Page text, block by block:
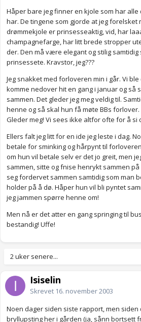
Håper bare jeg finner en kjole som har alle
har. De tingene som gjorde at jeg forelsket
drømmekjole er prinsesseaktig, vid, har
champagnefarge, har litt brede stropper
der. Den må være elegant og stilig
prinsessete. Kravstor, jeg???
Jeg snakket med forloveren min i går. Vi
komme nedover hit en gang i januar og så
sammen. Det gleder jeg meg veldig til.
henne og så skal hun få møte BBs
Gleder meg! Vi sees ikke altfor ofte for å si
Ellers falt jeg litt for en ide jeg leste i dag.
betale for sminking og hårpynt til
om hun vil betale selv er det jo greit, men
sammen, sitte og fnise henrykt sammen
seg fordervet sammen samtidig som man
holder på å dø. Håper hun vil bli pyntet
jeg jammen spørre henne om!
Men nå er det atter en gang springing til
bestandig! Uffe!
2 uker senere...
Isiselin
Skrevet 16. november 2003
Noen dager siden siste rapport, men siden
bryllupsting her i gården (ja, sånn bortsett